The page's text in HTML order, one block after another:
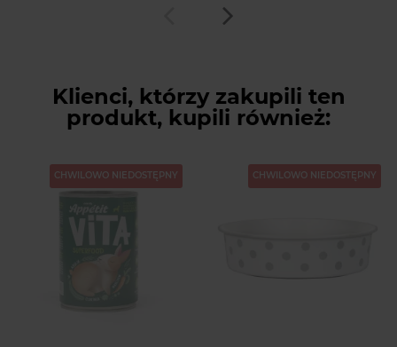
Klienci, którzy zakupili ten
produkt, kupili również:
CHWILOWO NIEDOSTĘPNY CHWILOWO NIEDOSTĘPNY